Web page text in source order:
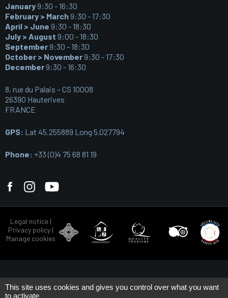
January 9:30 - 16:30
February > March 9:30 - 17:30
April > June 9:30 - 18:30
July > August 9:00 - 18:30
September 9:30 - 18:30
October > November 9:30 - 17:30
December 9:30 - 16:30
8, rue du Palais – CS 10008
26390 Hauterives
FRANCE
GPS: Lat 45.255889 Long 5.027794
Phone: +33 (0)4 75 68 81 19
Legal notice |
Privacy policy |
Manage cookies
This site uses cookies and gives you control over what you want
to activate